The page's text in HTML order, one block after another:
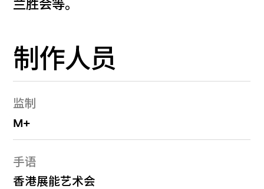
兰胜会等。
制作人员
监制
M+
手语
香港展能艺术会